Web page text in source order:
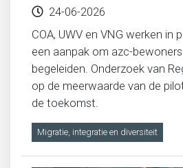
24-06-2026
COA, UWV en VNG werken in
een aanpak om azc-
begeleiden. Onderzoek van
op de meerwaarde van de
de toekomst.
Migratie, integratie en diversiteit